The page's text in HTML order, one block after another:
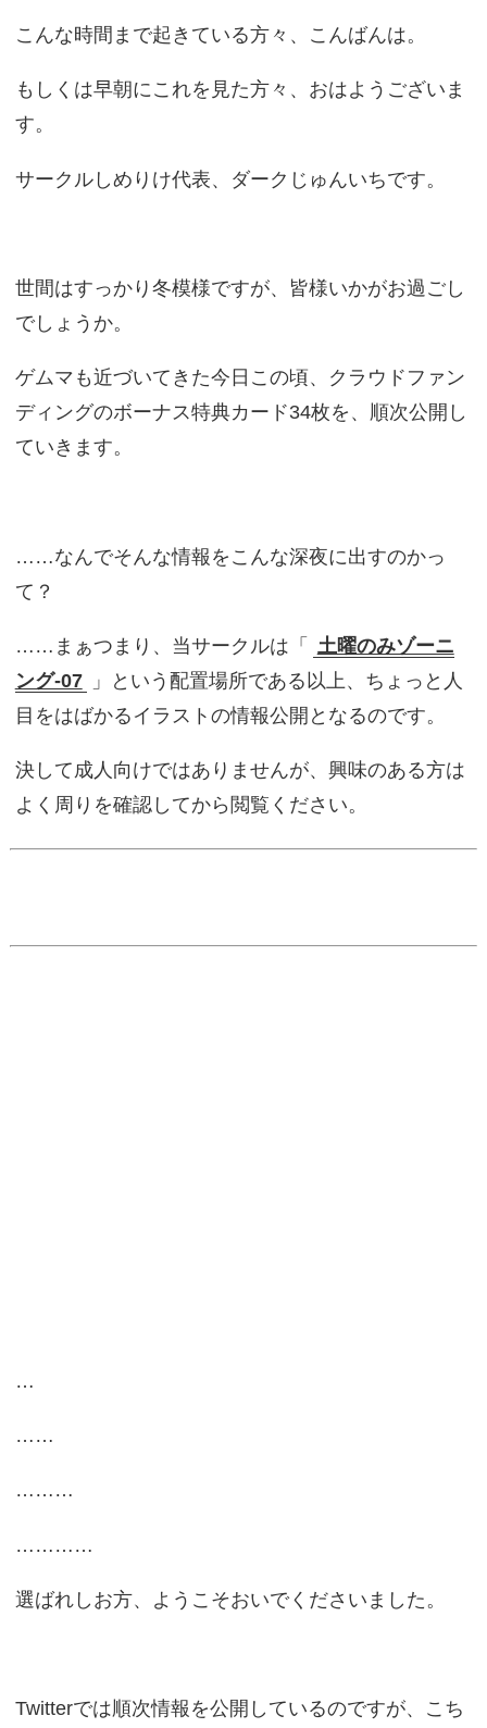
こんな時間まで起きている方々、こんばんは。
もしくは早朝にこれを見た方々、おはようございま
す。
サークルしめりけ代表、ダークじゅんいちです。
世間はすっかり冬模様ですが、皆様いかがお過ごし
でしょうか。
ゲムマも近づいてきた今日この頃、クラウドファン
ディングのボーナス特典カード34枚を、順次公開し
ていきます。
……なんでそんな情報をこんな深夜に出すのかっ
て？
……まぁつまり、当サークルは「
土曜のみゾーニ
ング-07
」という配置場所である以上、ちょっと人
目をはばかるイラストの情報公開となるのです。
決して成人向けではありませんが、興味のある方は
よく周りを確認してから閲覧ください。
…
……
………
…………
選ばれしお方、ようこそおいでくださいました。
Twitterでは順次情報を公開しているのですが、こち